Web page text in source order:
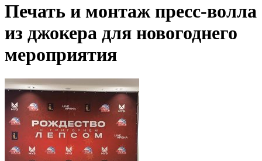
Печать и монтаж пресс-волла
из джокера для новогоднего
мероприятия